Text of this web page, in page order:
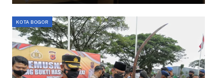
KOTA BOGOR